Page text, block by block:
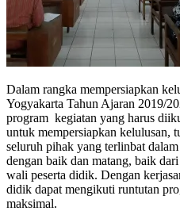
Dalam rangka mempersiapkan
Yogyakarta Tahun Ajaran 2019/
program kegiatan yang harus
untuk mempersiapkan kelulusan,
seluruh pihak yang terlinbat
dengan baik dan matang, baik
wali peserta didik. Dengan
didik dapat mengikuti runtutan
maksimal.